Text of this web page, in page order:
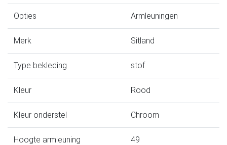
Opties Armleuningen
Merk Sitland
Type bekleding stof
Kleur Rood
Kleur onderstel Chroom
Hoogte armleuning 49